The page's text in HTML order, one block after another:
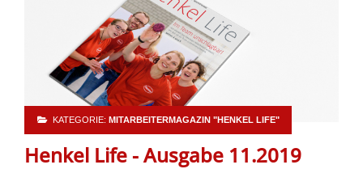
KATEGORIE: MITARBEITERMAGAZIN "HENKEL LIFE"
Henkel Life - Ausgabe 11.2019